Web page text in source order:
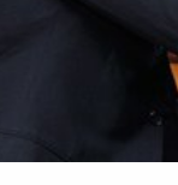
О ходе
Ярославской
Президента в